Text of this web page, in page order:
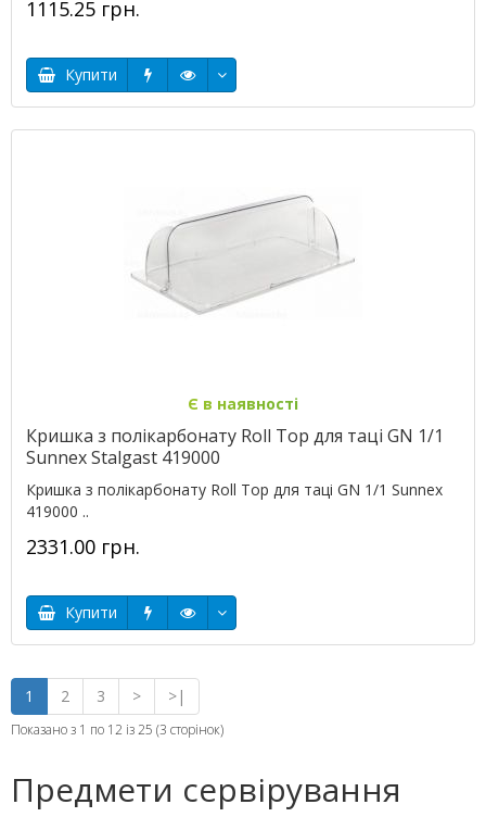
1115.25 грн.
Купити
Є в наявності
Кришка з полікарбонату Roll Top для таці GN 1/1
Sunnex Stalgast 419000
Кришка з полікарбонату Roll Top для таці GN 1/1 Sunnex
419000 ..
2331.00 грн.
Купити
1 2 3 > >|
Показано з 1 по 12 із 25 (3 сторінок)
Предмети сервірування